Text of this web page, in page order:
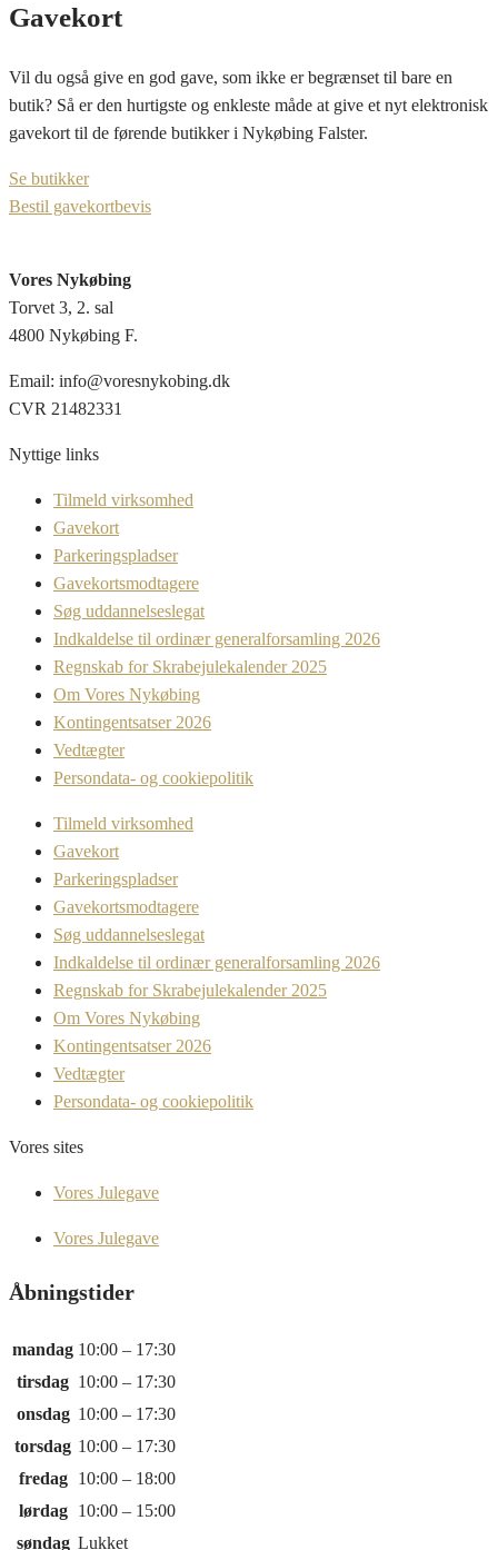
Gavekort
Vil du også give en god gave, som ikke er begrænset til bare en
butik? Så er den hurtigste og enkleste måde at give et nyt elektronisk
gavekort til de førende butikker i Nykøbing Falster.
Se butikker
Bestil gavekortbevis
Vores Nykøbing
Torvet 3, 2. sal
4800 Nykøbing F.
Email: info@voresnykobing.dk
CVR 21482331
Nyttige links
Tilmeld virksomhed
Gavekort
Parkeringspladser
Gavekortsmodtagere
Søg uddannelseslegat
Indkaldelse til ordinær generalforsamling 2026
Regnskab for Skrabejulekalender 2025
Om Vores Nykøbing
Kontingentsatser 2026
Vedtægter
Persondata- og cookiepolitik
Tilmeld virksomhed
Gavekort
Parkeringspladser
Gavekortsmodtagere
Søg uddannelseslegat
Indkaldelse til ordinær generalforsamling 2026
Regnskab for Skrabejulekalender 2025
Om Vores Nykøbing
Kontingentsatser 2026
Vedtægter
Persondata- og cookiepolitik
Vores sites
Vores Julegave
Vores Julegave
Åbningstider
mandag 10:00 – 17:30
tirsdag 10:00 – 17:30
onsdag 10:00 – 17:30
torsdag 10:00 – 17:30
fredag
10:00 – 18:00
lørdag
10:00 – 15:00
søndag Lukket